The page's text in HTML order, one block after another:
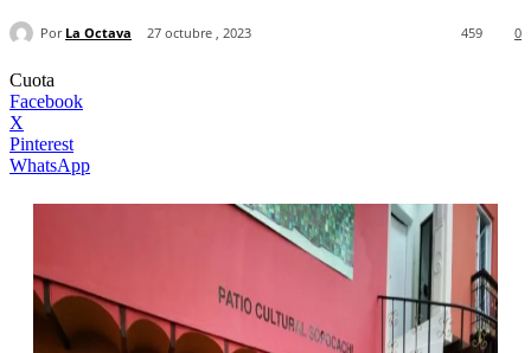
Por La Octava 27 octubre , 2023 0
459
Cuota
Facebook
X
Pinterest
WhatsApp